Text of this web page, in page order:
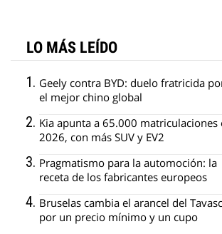
LO MÁS LEÍDO
Geely contra BYD: duelo fratricida
el mejor chino global
Kia apunta a 65.000 matriculaciones
2026, con más SUV y EV2
Pragmatismo para la automoción: la
receta de los fabricantes europeos
Bruselas cambia el arancel del
por un precio mínimo y un cupo